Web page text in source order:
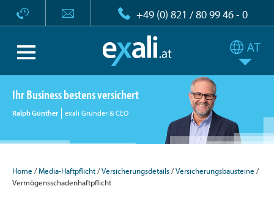
+49 (0) 821 / 80 99 46 - 0
Ihr Business bestens versichert
Ralph Günther exali Gründer & CEO
Home Media-Haftpflicht Versicherungsdetails
Versicherungsbausteine
Vermögensschadenhaftpflicht